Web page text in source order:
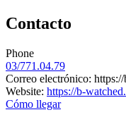
Contacto
Phone
03/771.04.79
Correo electrónico:
Website: https://b-
Cómo llegar